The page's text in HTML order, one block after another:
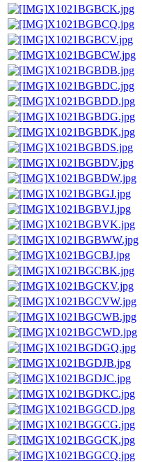
X1021BGBCK.jpg
X1021BGBCQ.jpg
X1021BGBCV.jpg
X1021BGBCW.jpg
X1021BGBDB.jpg
X1021BGBDC.jpg
X1021BGBDD.jpg
X1021BGBDG.jpg
X1021BGBDK.jpg
X1021BGBDS.jpg
X1021BGBDV.jpg
X1021BGBDW.jpg
X1021BGBGJ.jpg
X1021BGBVJ.jpg
X1021BGBVK.jpg
X1021BGBWW.jpg
X1021BGCBJ.jpg
X1021BGCBK.jpg
X1021BGCKV.jpg
X1021BGCVW.jpg
X1021BGCWB.jpg
X1021BGCWD.jpg
X1021BGDGQ.jpg
X1021BGDJB.jpg
X1021BGDJC.jpg
X1021BGDKC.jpg
X1021BGGCD.jpg
X1021BGGCG.jpg
X1021BGGCK.jpg
X1021BGGCQ.jpg